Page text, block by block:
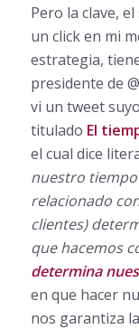
Pero la clave,
un click en mi
estrategia,
presidente de
vi un tweet
titulado El
el cual dice
nuestro
relacionado
clientes)
que hacemos
determina
en que hacer
nos garantiza